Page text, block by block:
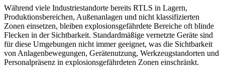
Während viele Industriestandorte bereits RTLS in Lagern,
Produktionsbereichen, Außenanlagen und nicht klassifizierten
Zonen einsetzen, bleiben explosionsgefährdete Bereiche oft blinde
Flecken in der Sichtbarkeit. Standardmäßige vernetzte Geräte sind
für diese Umgebungen nicht immer geeignet, was die Sichtbarkeit
von Anlagenbewegungen, Gerätenutzung, Werkzeugstandorten und
Personalpräsenz in explosionsgefährdeten Zonen einschränkt.